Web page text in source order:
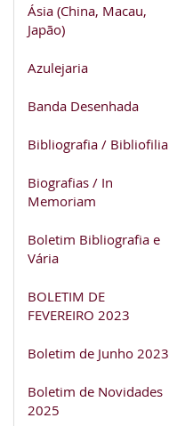
Ásia (China, Macau,
Japão)
Azulejaria
Banda Desenhada
Bibliografia / Bibliofilia
Biografias / In
Memoriam
Boletim Bibliografia e
Vária
BOLETIM DE
FEVEREIRO 2023
Boletim de Junho 2023
Boletim de Novidades
2025